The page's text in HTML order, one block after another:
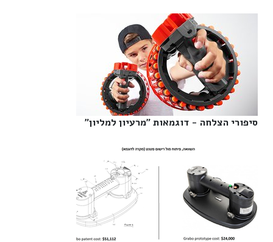
סיפורי הצלחה - דוגמאות "מרעיון למליון"‎